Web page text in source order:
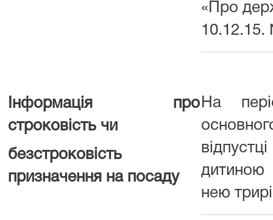
«Про
10.12.15.
Інформація про
строковість чи
безстроковість
призначення на посаду
На
нею